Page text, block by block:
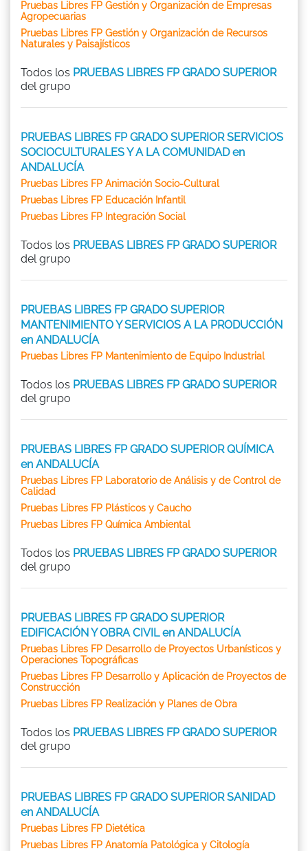
Pruebas Libres FP Gestión y Organización de Empresas
Agropecuarias
Pruebas Libres FP Gestión y Organización de Recursos
Naturales y Paisajísticos
Todos los PRUEBAS LIBRES FP GRADO SUPERIOR
del grupo
PRUEBAS LIBRES FP GRADO SUPERIOR SERVICIOS
SOCIOCULTURALES Y A LA COMUNIDAD en
ANDALUCÍA
Pruebas Libres FP Animación Socio-Cultural
Pruebas Libres FP Educación Infantil
Pruebas Libres FP Integración Social
Todos los PRUEBAS LIBRES FP GRADO SUPERIOR
del grupo
PRUEBAS LIBRES FP GRADO SUPERIOR
MANTENIMIENTO Y SERVICIOS A LA PRODUCCIÓN
en ANDALUCÍA
Pruebas Libres FP Mantenimiento de Equipo Industrial
Todos los PRUEBAS LIBRES FP GRADO SUPERIOR
del grupo
PRUEBAS LIBRES FP GRADO SUPERIOR QUÍMICA
en ANDALUCÍA
Pruebas Libres FP Laboratorio de Análisis y de Control de
Calidad
Pruebas Libres FP Plásticos y Caucho
Pruebas Libres FP Química Ambiental
Todos los PRUEBAS LIBRES FP GRADO SUPERIOR
del grupo
PRUEBAS LIBRES FP GRADO SUPERIOR
EDIFICACIÓN Y OBRA CIVIL en ANDALUCÍA
Pruebas Libres FP Desarrollo de Proyectos Urbanísticos y
Operaciones Topográficas
Pruebas Libres FP Desarrollo y Aplicación de Proyectos de
Construcción
Pruebas Libres FP Realización y Planes de Obra
Todos los PRUEBAS LIBRES FP GRADO SUPERIOR
del grupo
PRUEBAS LIBRES FP GRADO SUPERIOR SANIDAD
en ANDALUCÍA
Pruebas Libres FP Dietética
Pruebas Libres FP Anatomía Patológica y Citología